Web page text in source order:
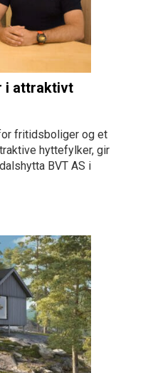
i attraktivt
fritidsboliger og et
hyttefylker, gir
BVT AS i